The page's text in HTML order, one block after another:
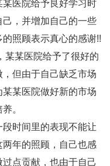
医院给予良好学习时
，并增加自己的一些
照顾表示真心的感谢!!
某某医院给予了很好的
但由于自己缺乏市场
某医院做好新的市场
。
时间里的表现不能让
年的照顾，自己也感
点贡献，也由于自己